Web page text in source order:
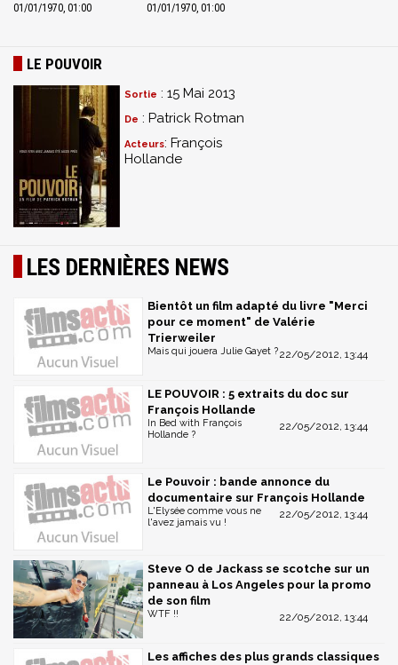
01/01/1970, 01:00 01/01/1970, 01:00
LE POUVOIR
Sortie : 15 Mai 2013
De : Patrick Rotman
Acteurs: François
Hollande
LES DERNIÈRES NEWS
Bientôt un film adapté du livre "Merci
pour ce moment" de Valérie
Trierweiler
22/05/2012, 13:44
Mais qui jouera Julie Gayet ?
LE POUVOIR : 5 extraits du doc sur
François Hollande
22/05/2012, 13:44
In Bed with François
Hollande ?
Le Pouvoir : bande annonce du
documentaire sur François Hollande
22/05/2012, 13:44
L'Elysée comme vous ne
l'avez jamais vu !
Steve O de Jackass se scotche sur un
panneau à Los Angeles pour la promo
de son film
22/05/2012, 13:44
WTF !!
Les affiches des plus grands classiques